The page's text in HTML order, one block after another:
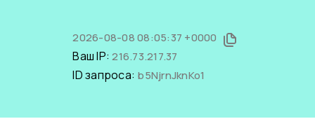
2026-08-08 08:05:37 +0000
Ваш IP:216.73.217.37
ID запроса: b5NjrnJknKo1